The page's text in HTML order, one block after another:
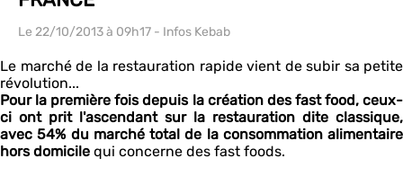
Le 22/10/2013à 09h17 - Infos Kebab
Le marché de la restauration rapide vient de subir sa petite
révolution...
Pour la première fois depuis la création des fast food, ceux-
ci ont prit l'ascendant sur la restauration dite classique,
avec 54% du marché total de la consommation alimentaire
hors domicile qui concerne des fast foods.